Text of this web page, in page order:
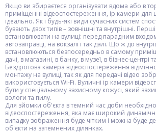
Якщо ви збираєтеся організувати вдома або в
приміщенні відеоспостереження, ip камери для
ідеально. Як і будь-які види сучасних систем
бувають двох типів – зовнішні та внутрішні.
встановлювати на вулиці: перед парадним
автозаправці, на вокзалі і так далі. Що ж до
встановлюються безпосередньо в самому
дачі, в магазині, в банку, в музеї, в бізнес-центрі
Бездротова камера відеоспостереження
монтажу на вулиці, так як для передачі відео
використовується Wi-Fi. Вуличні ip камери
бути у спеціальному захисному кожусі, який
вологи та пилу.
Для зйомки об'єкта в темний час доби
відеоспостереження, яка має широкий
випадку зображення буде чітким і можна буде
об'єкти на затемнених ділянках.